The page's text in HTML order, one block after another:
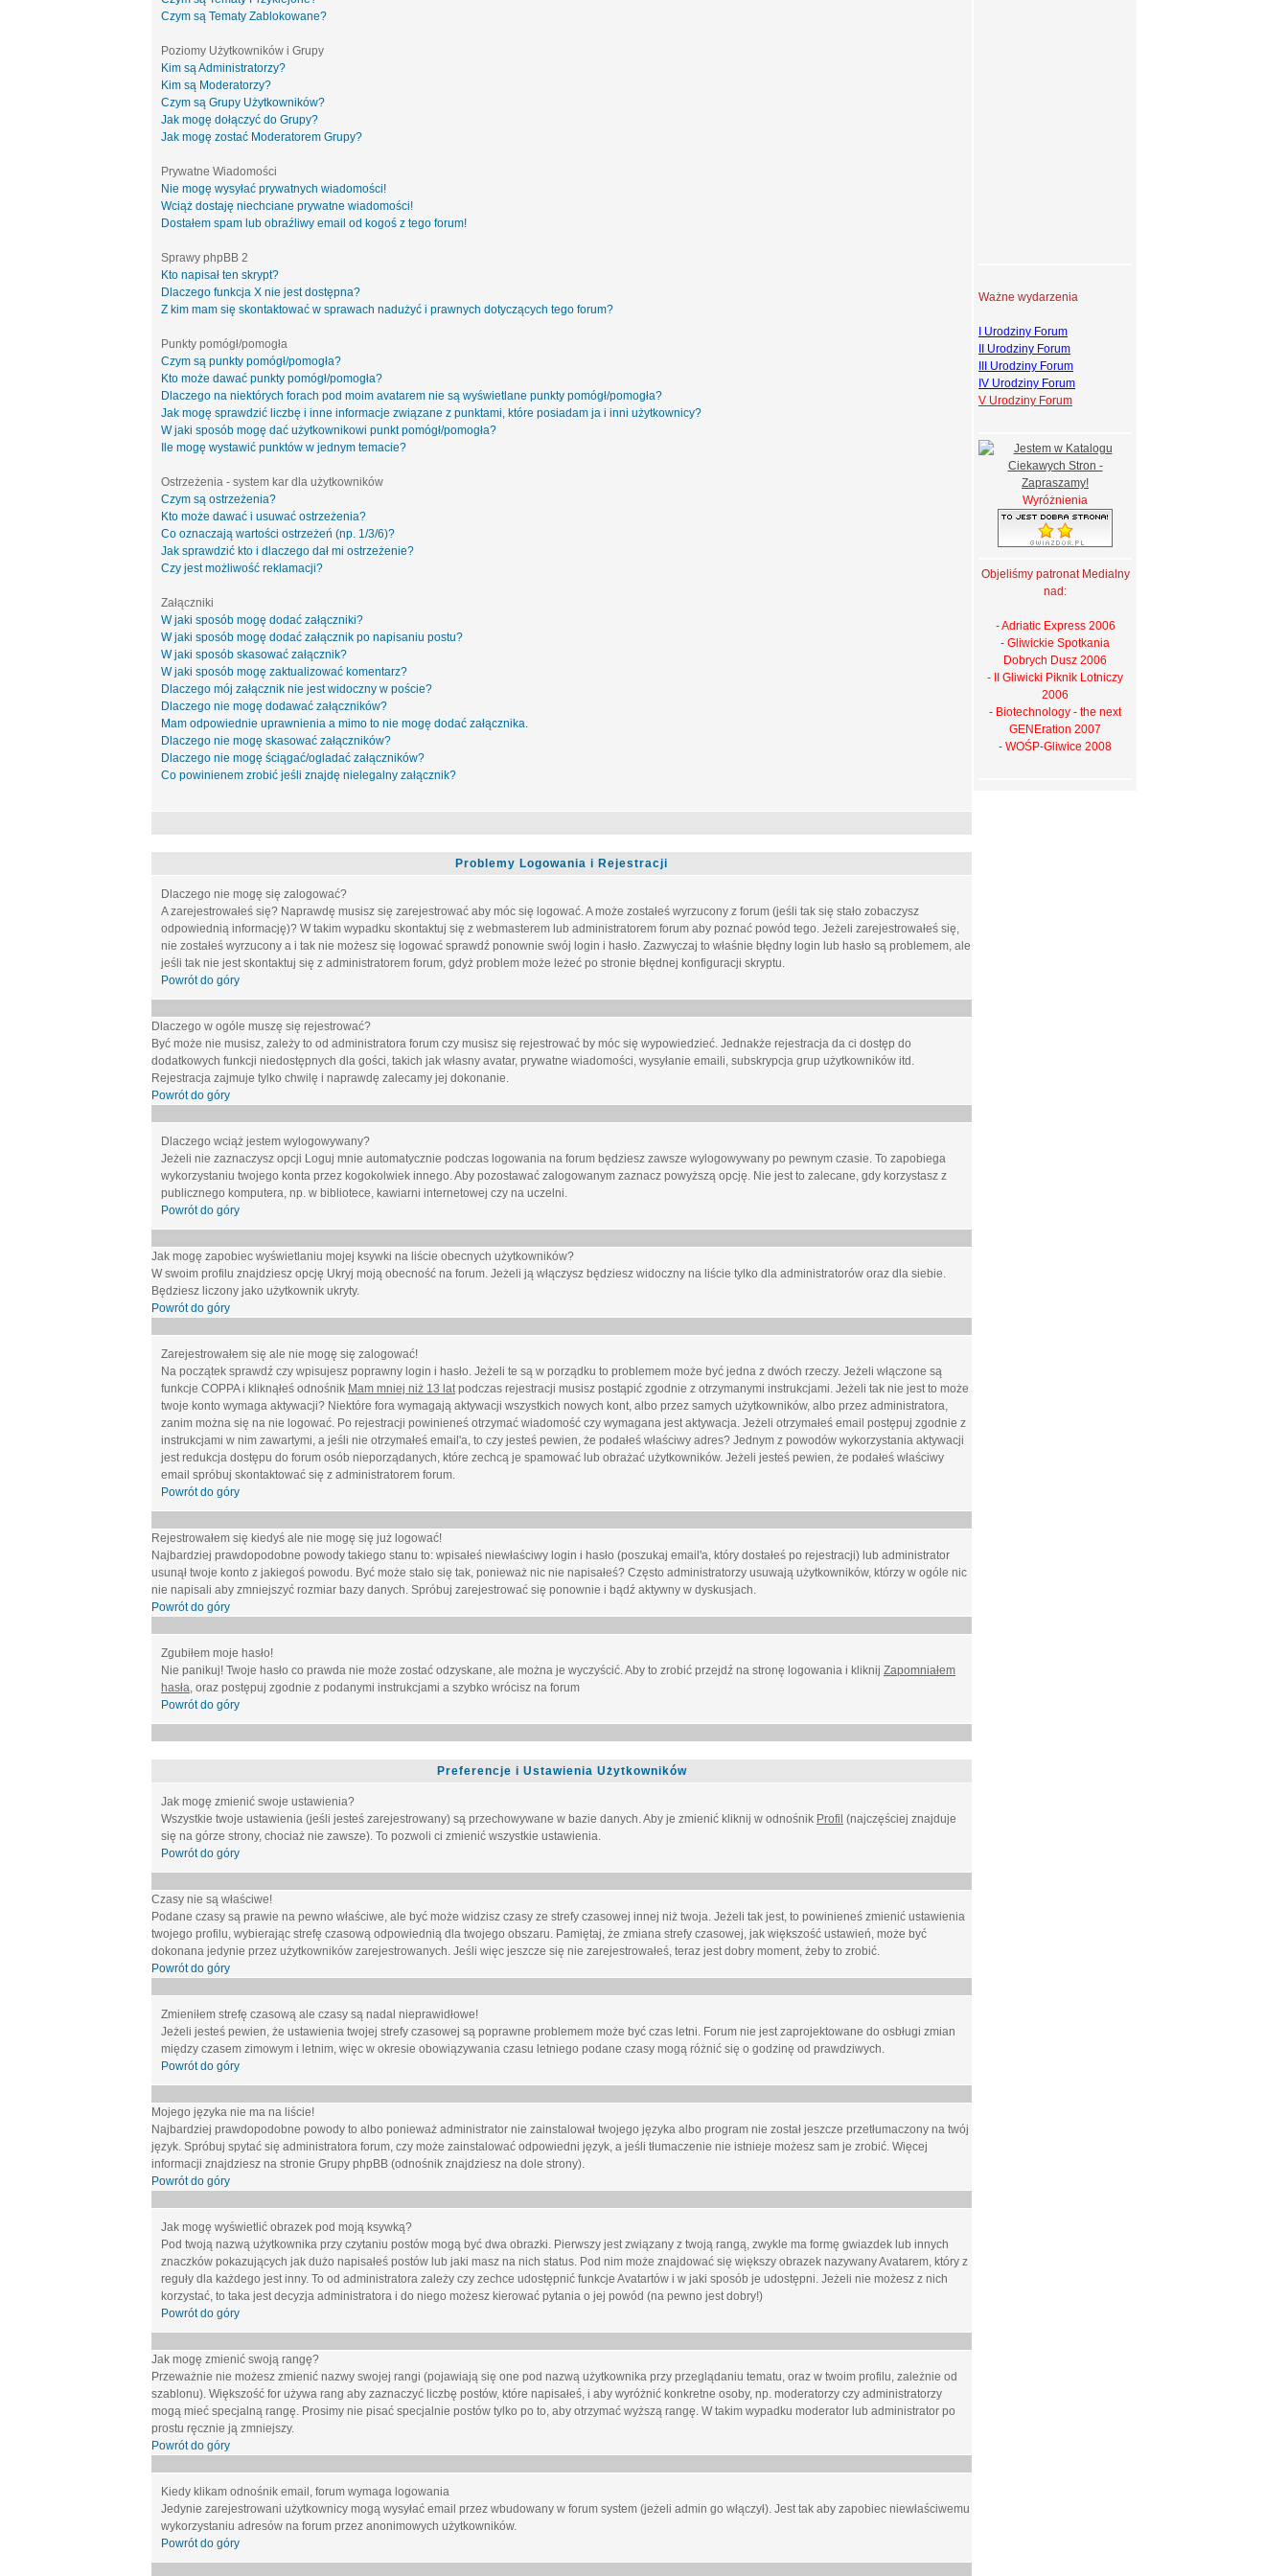
Czym są Tematy Zablokowane?
Poziomy Użytkowników i Grupy
Kim są Administratorzy?
Kim są Moderatorzy?
Czym są Grupy Użytkowników?
Jak mogę dołączyć do Grupy?
Jak mogę zostać Moderatorem Grupy?
Prywatne Wiadomości
Nie mogę wysyłać prywatnych wiadomości!
Wciąż dostaję niechciane prywatne wiadomości!
Dostałem spam lub obraźliwy email od kogoś z tego forum!
Sprawy phpBB 2
Kto napisał ten skrypt?
Dlaczego funkcja X nie jest dostępna?
Z kim mam się skontaktować w sprawach nadużyć i prawnych dotyczących tego forum?
Punkty pomógł/pomogła
Czym są punkty pomógł/pomogła?
Kto może dawać punkty pomógł/pomogła?
Dlaczego na niektórych forach pod moim avatarem nie są wyświetlane punkty pomógł/pomogła?
Jak mogę sprawdzić liczbę i inne informacje związane z punktami, które posiadam ja i inni użytkownicy?
W jaki sposób mogę dać użytkownikowi punkt pomógł/pomogła?
Ile mogę wystawić punktów w jednym temacie?
Ostrzeżenia - system kar dla użytkowników
Czym są ostrzeżenia?
Kto może dawać i usuwać ostrzeżenia?
Co oznaczają wartości ostrzeżeń (np. 1/3/6)?
Jak sprawdzić kto i dlaczego dał mi ostrzeżenie?
Czy jest możliwość reklamacji?
Załączniki
W jaki sposób mogę dodać załączniki?
W jaki sposób mogę dodać załącznik po napisaniu postu?
W jaki sposób skasować załącznik?
W jaki sposób mogę zaktualizować komentarz?
Dlaczego mój załącznik nie jest widoczny w poście?
Dlaczego nie mogę dodawać załączników?
Mam odpowiednie uprawnienia a mimo to nie mogę dodać załącznika.
Dlaczego nie mogę skasować załączników?
Dlaczego nie mogę ściągać/ogladać załączników?
Co powinienem zrobić jeśli znajdę nielegalny załącznik?
Problemy Logowania i Rejestracji
Dlaczego nie mogę się zalogować?
A zarejestrowałeś się? Naprawdę musisz się zarejestrować aby móc się logować. A może zostałeś wyrzucony z forum (jeśli tak się stało zobaczysz
odpowiednią informację)? W takim wypadku skontaktuj się z webmasterem lub administratorem forum aby poznać powód tego. Jeżeli zarejestrowałeś się,
nie zostałeś wyrzucony a i tak nie możesz się logować sprawdź ponownie swój login i hasło. Zazwyczaj to właśnie błędny login lub hasło są problemem, ale
jeśli tak nie jest skontaktuj się z administratorem forum, gdyż problem może leżeć po stronie błędnej konfiguracji skryptu.
Powrót do góry
Dlaczego w ogóle muszę się rejestrować?
Być może nie musisz, zależy to od administratora forum czy musisz się rejestrować by móc się wypowiedzieć. Jednakże rejestracja da ci dostęp do
dodatkowych funkcji niedostępnych dla gości, takich jak własny avatar, prywatne wiadomości, wysyłanie emaili, subskrypcja grup użytkowników itd.
Rejestracja zajmuje tylko chwilę i naprawdę zalecamy jej dokonanie.
Powrót do góry
Dlaczego wciąż jestem wylogowywany?
Jeżeli nie zaznaczysz opcji Loguj mnie automatycznie podczas logowania na forum będziesz zawsze wylogowywany po pewnym czasie. To zapobiega
wykorzystaniu twojego konta przez kogokolwiek innego. Aby pozostawać zalogowanym zaznacz powyższą opcję. Nie jest to zalecane, gdy korzystasz z
publicznego komputera, np. w bibliotece, kawiarni internetowej czy na uczelni.
Powrót do góry
Jak mogę zapobiec wyświetlaniu mojej ksywki na liście obecnych użytkowników?
W swoim profilu znajdziesz opcję Ukryj moją obecność na forum. Jeżeli ją włączysz będziesz widoczny na liście tylko dla administratorów oraz dla siebie.
Będziesz liczony jako użytkownik ukryty.
Powrót do góry
Zarejestrowałem się ale nie mogę się zalogować!
Na początek sprawdź czy wpisujesz poprawny login i hasło. Jeżeli te są w porządku to problemem może być jedna z dwóch rzeczy. Jeżeli włączone są
funkcje COPPA i kliknąłeś odnośnik Mam mniej niż 13 latpodczas rejestracji musisz postąpić zgodnie z otrzymanymi instrukcjami. Jeżeli tak nie jest to może
twoje konto wymaga aktywacji? Niektóre fora wymagają aktywacji wszystkich nowych kont, albo przez samych użytkowników, albo przez administratora,
zanim można się na nie logować. Po rejestracji powinieneś otrzymać wiadomość czy wymagana jest aktywacja. Jeżeli otrzymałeś email postępuj zgodnie z
instrukcjami w nim zawartymi, a jeśli nie otrzymałeś email'a, to czy jesteś pewien, że podałeś właściwy adres? Jednym z powodów wykorzystania aktywacji
jest redukcja dostępu do forum osób nieporządanych, które zechcą je spamować lub obrażać użytkowników. Jeżeli jesteś pewien, że podałeś właściwy
email spróbuj skontaktować się z administratorem forum.
Powrót do góry
Rejestrowałem się kiedyś ale nie mogę się już logować!
Najbardziej prawdopodobne powody takiego stanu to: wpisałeś niewłaściwy login i hasło (poszukaj email'a, który dostałeś po rejestracji) lub administrator
usunął twoje konto z jakiegoś powodu. Być może stało się tak, ponieważ nic nie napisałeś? Często administratorzy usuwają użytkowników, którzy w ogóle nic
nie napisali aby zmniejszyć rozmiar bazy danych. Spróbuj zarejestrować się ponownie i bądź aktywny w dyskusjach.
Powrót do góry
Zgubiłem moje hasło!
Nie panikuj! Twoje hasło co prawda nie może zostać odzyskane, ale można je wyczyścić. Aby to zrobić przejdź na stronę logowania i kliknij Zapomniałem
hasła, oraz postępuj zgodnie z podanymi instrukcjami a szybko wrócisz na forum
Powrót do góry
Preferencje i Ustawienia Użytkowników
Jak mogę zmienić swoje ustawienia?
Wszystkie twoje ustawienia (jeśli jesteś zarejestrowany) są przechowywane w bazie danych. Aby je zmienić kliknij w odnośnik Profil (najczęściej znajduje
się na górze strony, chociaż nie zawsze). To pozwoli ci zmienić wszystkie ustawienia.
Powrót do góry
Czasy nie są właściwe!
Podane czasy są prawie na pewno właściwe, ale być może widzisz czasy ze strefy czasowej innej niż twoja. Jeżeli tak jest, to powinieneś zmienić ustawienia
twojego profilu, wybierając strefę czasową odpowiednią dla twojego obszaru. Pamiętaj, że zmiana strefy czasowej, jak większość ustawień, może być
dokonana jedynie przez użytkowników zarejestrowanych. Jeśli więc jeszcze się nie zarejestrowałeś, teraz jest dobry moment, żeby to zrobić.
Powrót do góry
Zmieniłem strefę czasową ale czasy są nadal nieprawidłowe!
Jeżeli jesteś pewien, że ustawienia twojej strefy czasowej są poprawne problemem może być czas letni. Forum nie jest zaprojektowane do osbługi zmian
między czasem zimowym i letnim, więc w okresie obowiązywania czasu letniego podane czasy mogą różnić się o godzinę od prawdziwych.
Powrót do góry
Mojego języka nie ma na liście!
Najbardziej prawdopodobne powody to albo ponieważ administrator nie zainstalował twojego języka albo program nie został jeszcze przetłumaczony na twój
język. Spróbuj spytać się administratora forum, czy może zainstalować odpowiedni język, a jeśli tłumaczenie nie istnieje możesz sam je zrobić. Więcej
informacji znajdziesz na stronie Grupy phpBB (odnośnik znajdziesz na dole strony).
Powrót do góry
Jak mogę wyświetlić obrazek pod moją ksywką?
Pod twoją nazwą użytkownika przy czytaniu postów mogą być dwa obrazki. Pierwszy jest związany z twoją rangą, zwykle ma formę gwiazdek lub innych
znaczków pokazujących jak dużo napisałeś postów lub jaki masz na nich status. Pod nim może znajdować się większy obrazek nazywany Avatarem, który z
reguły dla każdego jest inny. To od administratora zależy czy zechce udostępnić funkcje Avatartów i w jaki sposób je udostępni. Jeżeli nie możesz z nich
korzystać, to taka jest decyzja administratora i do niego możesz kierować pytania o jej powód (na pewno jest dobry!)
Powrót do góry
Jak mogę zmienić swoją rangę?
Przeważnie nie możesz zmienić nazwy swojej rangi (pojawiają się one pod nazwą użytkownika przy przeglądaniu tematu, oraz w twoim profilu, zależnie od
szablonu). Większość for używa rang aby zaznaczyć liczbę postów, które napisałeś, i aby wyróżnić konkretne osoby, np. moderatorzy czy administratorzy
mogą mieć specjalną rangę. Prosimy nie pisać specjalnie postów tylko po to, aby otrzymać wyższą rangę. W takim wypadku moderator lub administrator po
prostu ręcznie ją zmniejszy.
Powrót do góry
Kiedy klikam odnośnik email, forum wymaga logowania
Jedynie zarejestrowani użytkownicy mogą wysyłać email przez wbudowany w forum system (jeżeli admin go włączył). Jest tak aby zapobiec niewłaściwemu
wykorzystaniu adresów na forum przez anonimowych użytkowników.
Powrót do góry
Ważne wydarzenia
I Urodziny Forum
II Urodziny Forum
III Urodziny Forum
IV Urodziny Forum
V Urodziny Forum
Wyróżnienia
Objeliśmy patronat Medialny
nad:
- Adriatic Express 2006
- Gliwickie Spotkania
Dobrych Dusz 2006
- II Gliwicki Piknik Lotniczy
2006
- Biotechnology - the next
GENEration 2007
- WOŚP-Gliwice 2008